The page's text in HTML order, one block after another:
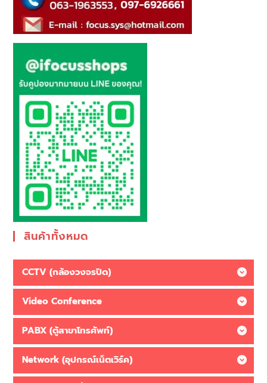
สินค้าทั้งหมด
CCTV (กล้องวงจรปิด)
Video Conference
PABX (ตู้สาขาโทรศัพท์)
Network (อุปกรณ์เน็ตเวิร์ค)